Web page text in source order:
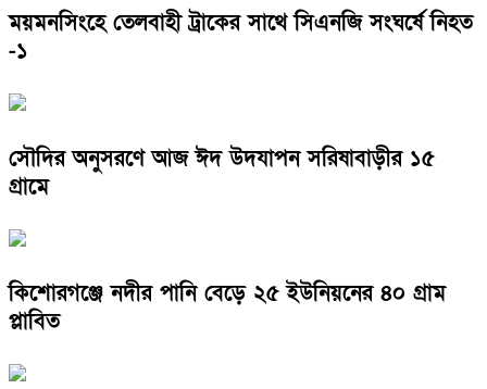
ময়মনসিংহে তেলবাহী ট্রাকের সাথে সিএনজি সংঘর্ষে নিহত
-১
সৌদির অনুসরণে আজ ঈদ উদযাপন সরিষাবাড়ীর ১৫
গ্রামে
কিশোরগঞ্জে নদীর পানি বেড়ে ২৫ ইউনিয়নের ৪০ গ্রাম
প্লাবিত